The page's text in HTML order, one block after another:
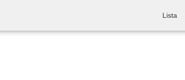
Lista